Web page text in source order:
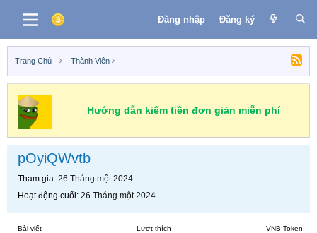
Đăng nhập Đăng ký
Trang Chủ Thành Viên
Hướng dẫn kiếm tiền đơn giản miễn phí
pOyiQWvtb
Tham gia 26 Tháng một 2024
Hoạt động cuối 26 Tháng một 2024
Bài viết Lượt thích VNB Token